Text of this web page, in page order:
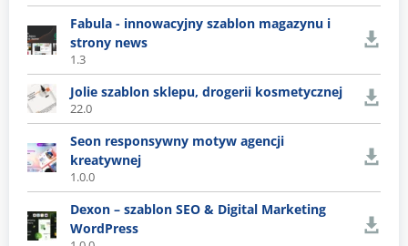
Fabula - innowacyjny szablon magazynu i
strony news
1.3
Jolie szablon sklepu, drogerii kosmetycznej
22.0
Seon responsywny motyw agencji
kreatywnej
1.0.0
Dexon – szablon SEO & Digital Marketing
WordPress